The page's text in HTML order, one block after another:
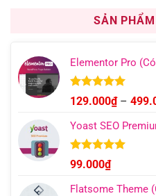
SẢN
Elementor Pro
Được xếp
hạng 4.93
5 sao
129.000₫ –
Yoast SEO
Được xếp
hạng 4.96
5 sao
99.000₫
Flatsome Theme